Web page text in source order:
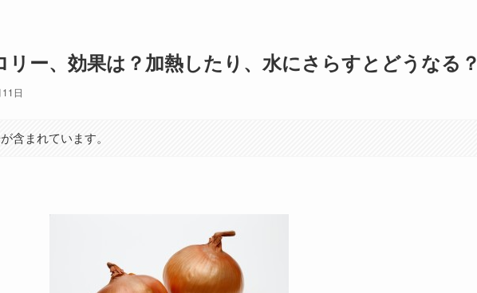
ー、効果は？加熱したり、水にさらすとどうなる？
日
含まれています。